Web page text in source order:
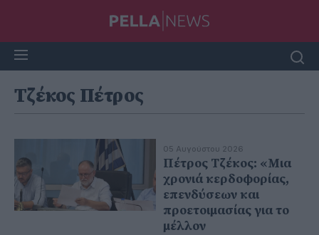
Τζέκος Πέτρος
05 Αυγούστου 2026
Πέτρος Τζέκος: «Μια
χρονιά κερδοφορίας,
επενδύσεων και
προετοιμασίας για το
μέλλον